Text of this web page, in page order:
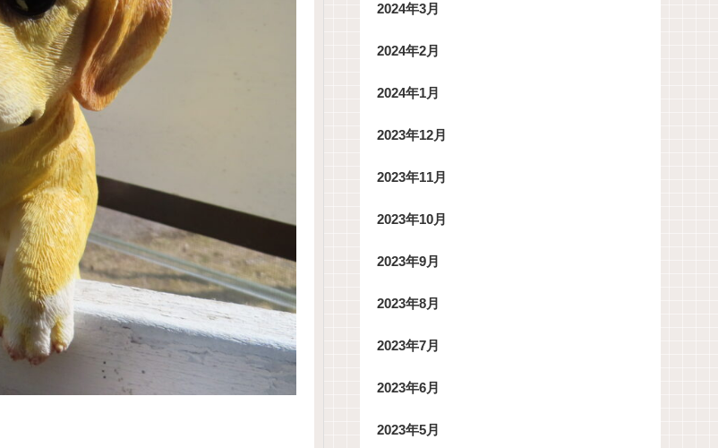
2024年3月
2024年2月
2024年1月
2023年12月
2023年11月
2023年10月
2023年9月
2023年8月
2023年7月
2023年6月
2023年5月